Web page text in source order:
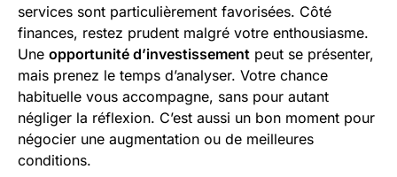
services sont particulièrement favorisées. Côté
finances, restez prudent malgré votre enthousiasme.
Une opportunité d’investissement peut se présenter,
mais prenez le temps d’analyser. Votre chance
habituelle vous accompagne, sans pour autant
négliger la réflexion. C’est aussi un bon moment pour
négocier une augmentation ou de meilleures
conditions.